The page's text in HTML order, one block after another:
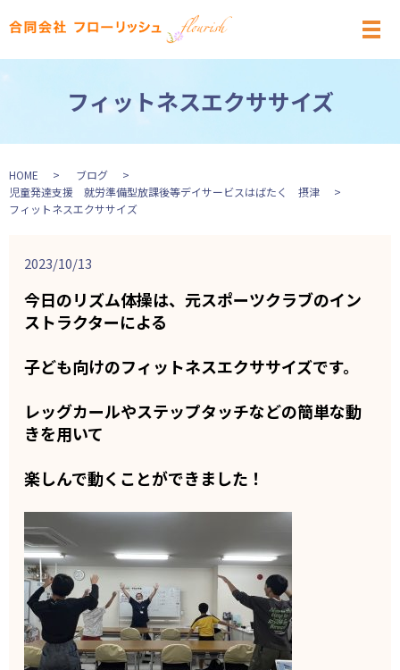
メ
フィットネスエクササイズ
HOME
ブログ
児童発達支援 就労準備型放課後等デイサービスはばたく 摂津
フィットネスエクササイズ
2023/10/13
今日のリズム体操は、元スポーツクラブのイン
ストラクターによる
子ども向けのフィットネスエクササイズです。
レッグカールやステップタッチなどの簡単な動
きを用いて
楽しんで動くことができました！